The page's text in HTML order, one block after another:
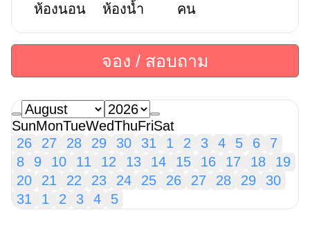
ห้องนอน ห้องน้ำ คน
จอง / สอบถาม
SunMonTueWedThuFriSat
26
27 28 29 30 31 1 2 3 4 5 6
7
8
9 10 11 12 13 14 15 16 17 18
19
20
21 22 23 24 25 26 27 28 29
30
31
1 2 3 4 5